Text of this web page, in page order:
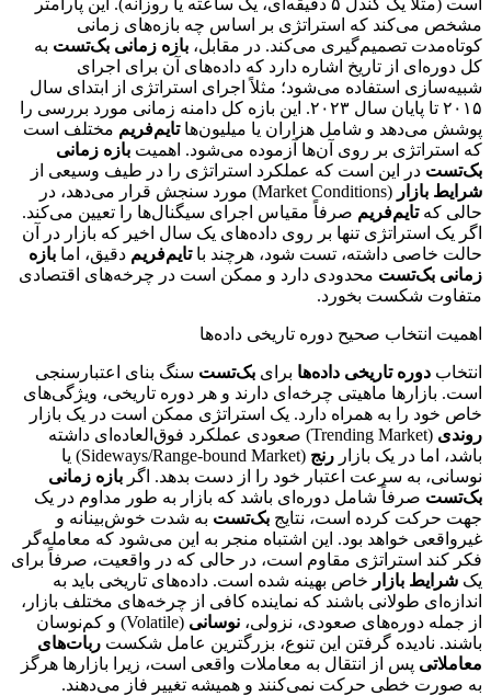
است (مثلاً یک کندل ۵ دقیقه‌ای، یک ساعته یا روزانه). این پارامتر
مشخص می‌کند که استراتژی بر اساس چه بازه‌های زمانی
کوتاه‌مدت تصمیم‌گیری می‌کند. در مقابل، بازه زمانی بک‌تست به
کل دوره‌ای از تاریخ اشاره دارد که داده‌های آن برای اجرای
شبیه‌سازی استفاده می‌شود؛ مثلاً اجرای استراتژی از ابتدای سال
۲۰۱۵ تا پایان سال ۲۰۲۳. این بازه کل دامنه زمانی مورد بررسی را
پوشش می‌دهد و شامل هزاران یا میلیون‌هاتایم‌فریم مختلف است
که استراتژی بر روی آن‌ها آزموده می‌شود. اهمیت بازه زمانی
بک‌تست در این است که عملکرد استراتژی را در طیف وسیعی از
شرایط بازار
(Market Conditions) مورد سنجش قرار می‌دهد، در
حالی کهتایم‌فریم صرفاً مقیاس اجرای سیگنال‌ها را تعیین می‌کند.
اگر یک استراتژی تنها بر روی داده‌های یک سال اخیر که بازار در آن
حالت خاصی داشته، تست شود، هرچند باتایم‌فریم دقیق، اما بازه
زمانی بک‌تست محدودی دارد و ممکن است در چرخه‌های اقتصادی
متفاوت شکست بخورد.
اهمیت انتخاب صحیح دوره تاریخی داده‌ها
انتخاب دوره تاریخی داده‌ها برای بک‌تست سنگ بنای اعتبارسنجی
است. بازارها ماهیتی چرخه‌ای دارند و هر دوره تاریخی، ویژگی‌های
خاص خود را به همراه دارد. یک استراتژی ممکن است در یک بازار
روندی
(Trending Market) صعودی عملکرد فوق‌العاده‌ای داشته
باشد، اما در یک بازار رنج
(Sideways/Range-bound Market) یا
نوسانی، به سرعت اعتبار خود را از دست بدهد. اگر بازه زمانی
بک‌تست صرفاً شامل دوره‌ای باشد که بازار به طور مداوم در یک
جهت حرکت کرده است، نتایج بک‌تست به شدت خوش‌بینانه و
غیرواقعی خواهد بود. این اشتباه منجر به این می‌شود که معامله‌گر
فکر کند استراتژی مقاوم است، در حالی که در واقعیت، صرفاً برای
یک شرایط بازار خاص بهینه شده است. داده‌های تاریخی باید به
اندازه‌ای طولانی باشند که نماینده کافی از چرخه‌های مختلف بازار،
از جمله دوره‌های صعودی، نزولی، نوسانی
(Volatile) و کم‌نوسان
باشند. نادیده گرفتن این تنوع، بزرگترین عامل شکست ربات‌های
معاملاتی پس از انتقال به معاملات واقعی است، زیرا بازارها هرگز
به صورت خطی حرکت نمی‌کنند و همیشه تغییر فاز می‌دهند.